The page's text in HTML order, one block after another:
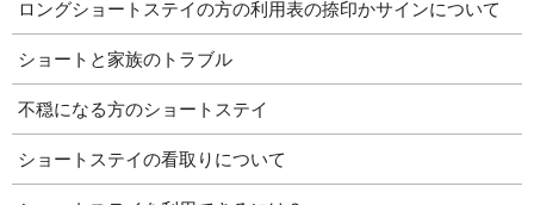
ロングショートステイの方の利用表の捺印かサインについて
ショートと家族のトラブル
不穏になる方のショートステイ
ショートステイの看取りについて